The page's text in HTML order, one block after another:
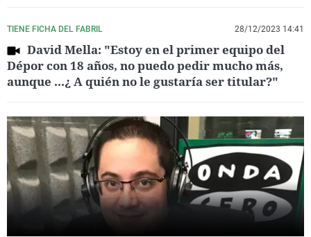
TIENE FICHA DEL FABRIL 28/12/2023 14:41
David Mella: "Estoy en el primer equipo del
Dépor con 18 años, no puedo pedir mucho más,
aunque ...¿ A quién no le gustaría ser titular?"